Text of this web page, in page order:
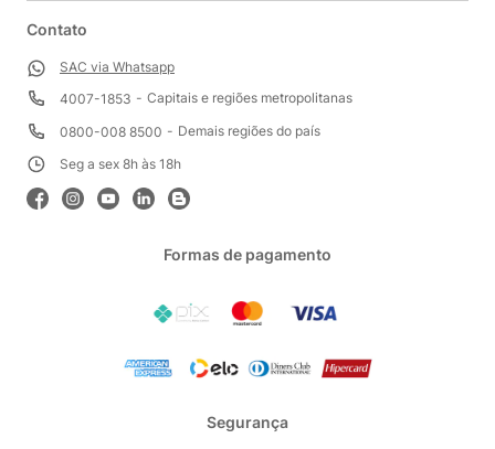
Contato
SAC via Whatsapp
4007-1853
Capitais e regiões metropolitanas
0800-008 8500
Demais regiões do país
Seg a sex 8h às 18h
Formas de pagamento
Segurança